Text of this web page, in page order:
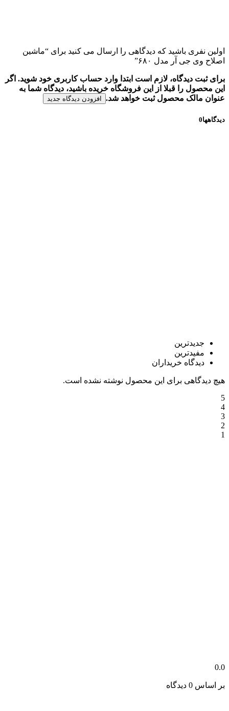
اولین نفری باشید که دیدگاهی را ارسال می کنید برای “ماشین
اصلاح وی جی آر مدل ۶۸۰”
برای ثبت دیدگاه، لازم است ابتدا وارد حساب کاربری خود شوید. اگر
این محصول را قبلا از این فروشگاه خریده باشید، دیدگاه شما به
عنوان مالک محصول ثبت خواهد شد.
افزودن دیدگاه جدید
دیدگاهها0
جدیدترین
مفیدترین
دیدگاه خریداران
هیچ دیدگاهی برای این محصول نوشته نشده است.
5
4
3
2
1
0.0
بر اساس 0 دیدگاه